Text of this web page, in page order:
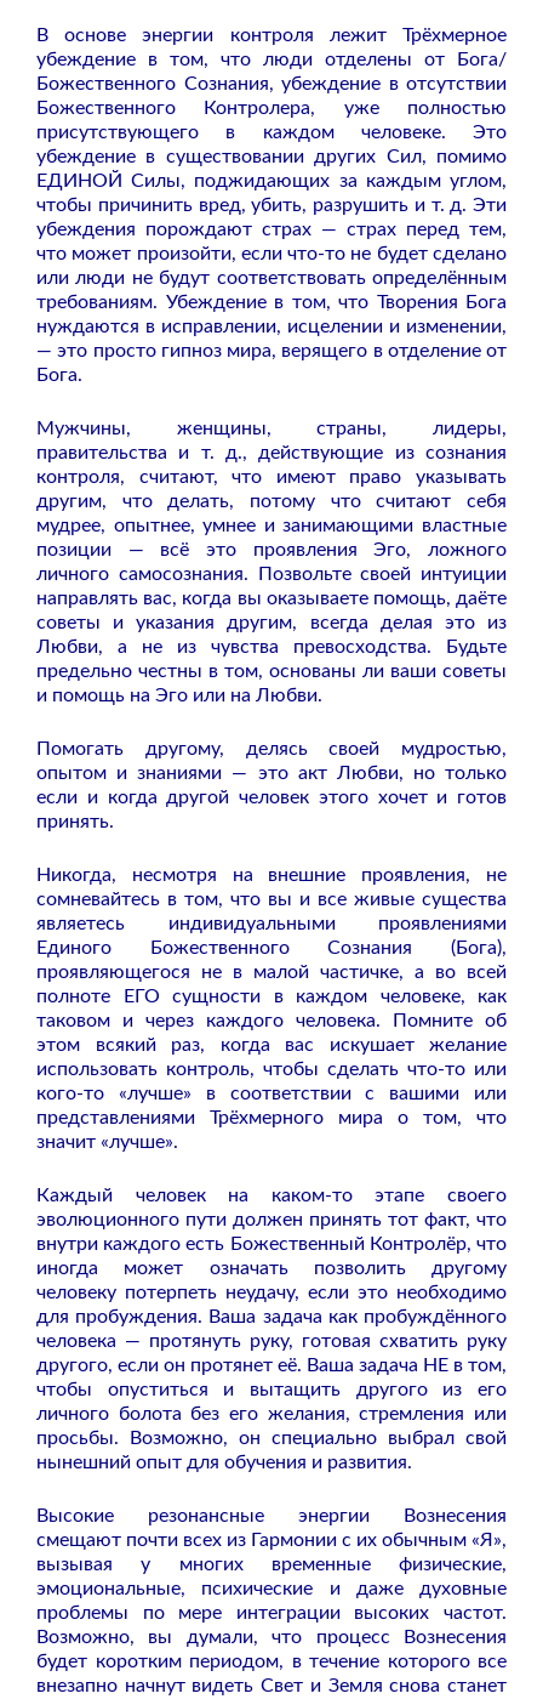
В основе энергии контроля лежит Трёхмерное
убеждение в том, что люди отделены от Бога/
Божественного Сознания, убеждение в отсутствии
Божественного Контролера, уже полностью
присутствующего в каждом человеке. Это
убеждение в существовании других Сил, помимо
ЕДИНОЙ Силы, поджидающих за каждым углом,
чтобы причинить вред, убить, разрушить и т. д. Эти
убеждения порождают страх — страх перед тем,
что может произойти, если что-то не будет сделано
или люди не будут соответствовать определённым
требованиям. Убеждение в том, что Творения Бога
нуждаются в исправлении, исцелении и изменении,
— это просто гипноз мира, верящего в отделение от
Бога.
Мужчины, женщины, страны, лидеры,
правительства и т. д., действующие из сознания
контроля, считают, что имеют право указывать
другим, что делать, потому что считают себя
мудрее, опытнее, умнее и занимающими властные
позиции — всё это проявления Эго, ложного
личного самосознания. Позвольте своей интуиции
направлять вас, когда вы оказываете помощь, даёте
советы и указания другим, всегда делая это из
Любви, а не из чувства превосходства. Будьте
предельно честны в том, основаны ли ваши советы
и помощь на Эго или на Любви.
Помогать другому, делясь своей мудростью,
опытом и знаниями — это акт Любви, но только
если и когда другой человек этого хочет и готов
принять.
Никогда, несмотря на внешние проявления, не
сомневайтесь в том, что вы и все живые существа
являетесь индивидуальными проявлениями
Единого Божественного Сознания (Бога),
проявляющегося не в малой частичке, а во всей
полноте ЕГО сущности в каждом человеке, как
таковом и через каждого человека. Помните об
этом всякий раз, когда вас искушает желание
использовать контроль, чтобы сделать что-то или
кого-то «лучше» в соответствии с вашими или
представлениями Трёхмерного мира о том, что
значит «лучше».
Каждый человек на каком-то этапе своего
эволюционного пути должен принять тот факт, что
внутри каждого есть Божественный Контролёр, что
иногда может означать позволить другому
человеку потерпеть неудачу, если это необходимо
для пробуждения. Ваша задача как пробуждённого
человека — протянуть руку, готовая схватить руку
другого, если он протянет её. Ваша задача НЕ в том,
чтобы опуститься и вытащить другого из его
личного болота без его желания, стремления или
просьбы. Возможно, он специально выбрал свой
нынешний опыт для обучения и развития.
Высокие резонансные энергии Вознесения
смещают почти всех из Гармонии с их обычным «Я»,
вызывая у многих временные физические,
эмоциональные, психические и даже духовные
проблемы по мере интеграции высоких частот.
Возможно, вы думали, что процесс Вознесения
будет коротким периодом, в течение которого все
внезапно начнут видеть Свет и Земля снова станет